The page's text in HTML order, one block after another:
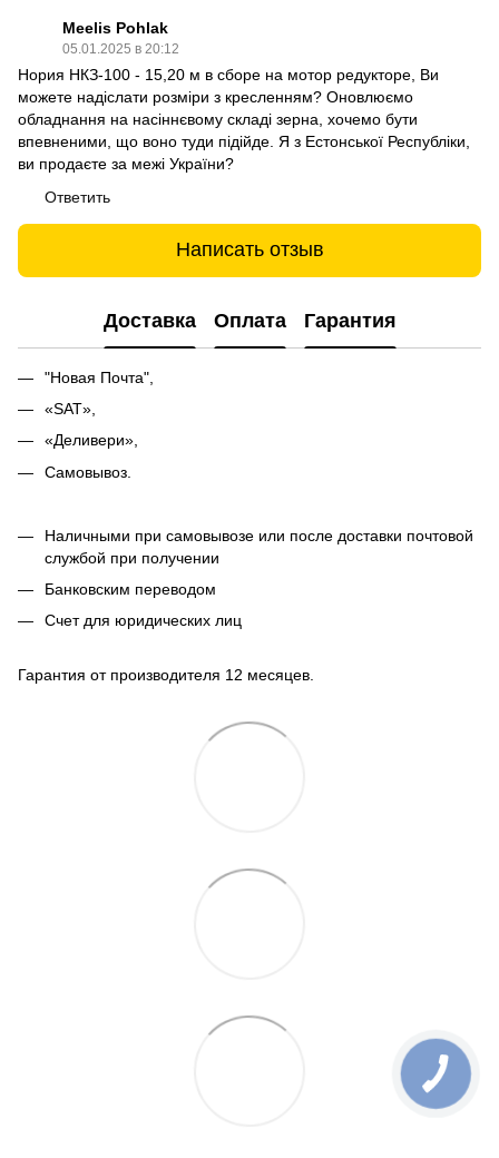
Meelis Pohlak
05.01.2025 в 20:12
Нория НКЗ-100 - 15,20 м в сборе на мотор редукторе, Ви
можете надіслати розміри з кресленням? Оновлюємо
обладнання на насіннєвому складі зерна, хочемо бути
впевненими, що воно туди підійде. Я з Естонської Республіки,
ви продаєте за межі України?
Ответить
Написать отзыв
Доставка Оплата Гарантия
"Новая Почта",
«SAT»,
«Деливери»,
Самовывоз.
Наличными при самовывозе или после доставки почтовой
службой при получении
Банковским переводом
Счет для юридических лиц
Гарантия от производителя 12 месяцев.